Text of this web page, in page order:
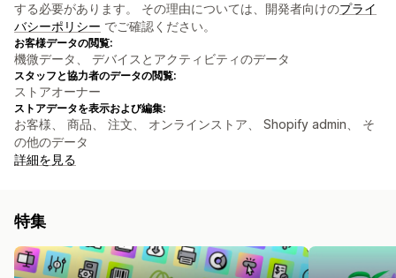
する必要があります。 その理由については、開発者向けのプライ
バシーポリシー でご確認ください。
お客様データの閲覧:
機微データ、 デバイスとアクティビティのデータ
スタッフと協力者のデータの閲覧:
ストアオーナー
ストアデータを表示および編集:
お客様、 商品、 注文、 オンラインストア、 Shopify admin、 そ
の他のデータ
詳細を見る
特集